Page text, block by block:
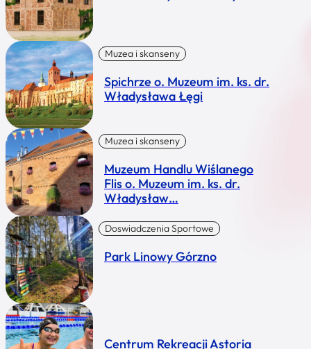
Muzea i skanseny
Spichrze o. Muzeum im. ks. dr.
Władysława Łęgi
Muzea i skanseny
Muzeum Handlu Wiślanego
Flis o. Muzeum im. ks. dr.
Władysław…
Doswiadczenia Sportowe
Park Linowy Górzno
Centrum Rekreacji Astoria